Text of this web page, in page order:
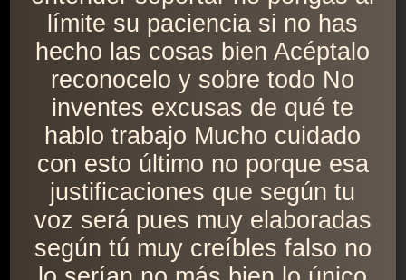
límite su paciencia si no has
hecho las cosas bien Acéptalo
reconocelo y sobre todo No
inventes excusas de qué te
hablo trabajo Mucho cuidado
con esto último no porque esa
justificaciones que según tu
voz será pues muy elaboradas
según tú muy creíbles falso no